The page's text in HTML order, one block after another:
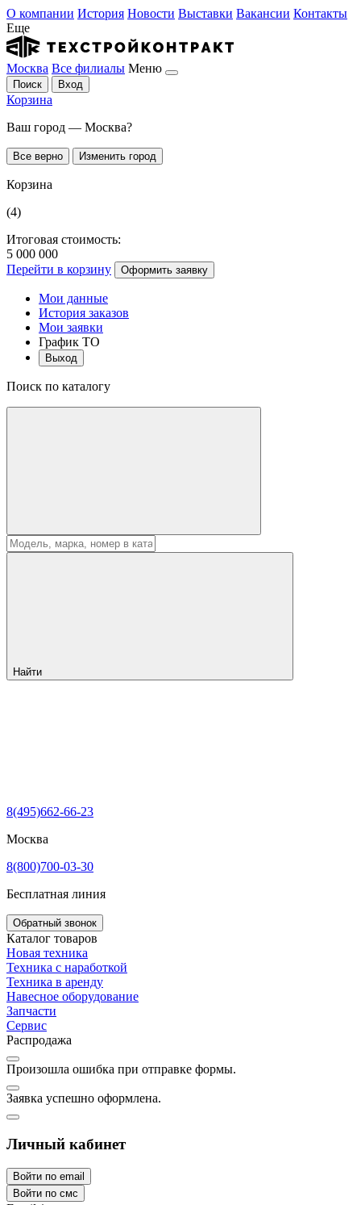
О компании История Новости Выставки Вакансии Контакты
Еще
Москва Все филиалы Меню
Поиск Вход
Корзина
Ваш город — Москва?
Все верно Изменить город
Корзина
(4)
Итоговая стоимость:
5 000 000
Перейти в корзину
Оформить заявку
Мои данные
История заказов
Мои заявки
График ТО
Выход
Поиск по каталогу
Найти
8(495)662-66-23
Москва
8(800)700-03-30
Бесплатная линия
Обратный звонок
Каталог товаров
Новая техника
Техника с наработкой
Техника в аренду
Навесное оборудование
Запчасти
Сервис
Распродажа
Произошла ошибка при отправке формы.
Заявка успешно оформлена.
Личный кабинет
Войти по email
Войти по смс